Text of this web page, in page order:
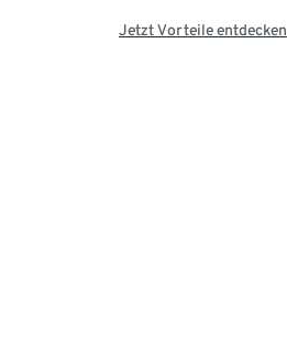
Jetzt Vorteile entdecken